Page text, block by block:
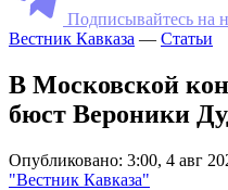
Подписывайтесь на
Вестник Кавказа — Статьи
В Московской
бюст Вероники
Опубликовано: 3:00, 4 авг
"Вестник Кавказа"